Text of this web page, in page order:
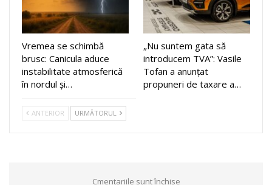
Vremea se schimbă
brusc: Canicula aduce
instabilitate atmosferică
în nordul și…
„Nu suntem gata să
introducem TVA”: Vasile
Tofan a anunțat
propuneri de taxare a…
ANTERIOR URMĂTORUL
Cmentariile sunt închise